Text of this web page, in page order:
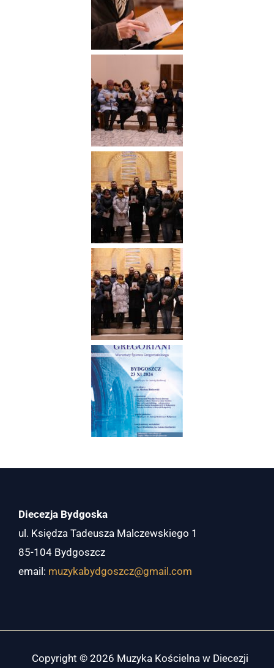
Diecezja Bydgoska
ul. Księdza Tadeusza Malczewskiego 1
85-104 Bydgoszcz
email: muzykabydgoszcz@gmail.com
Copyright © 2026 Muzyka Kościelna w Diecezji